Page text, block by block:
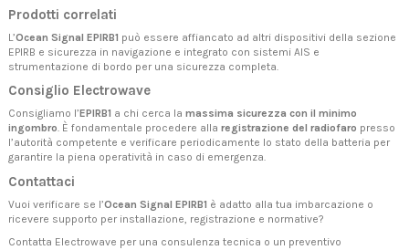
Prodotti correlati
L’Ocean Signal EPIRB1 può essere affiancato ad altri dispositivi della sezione
EPIRB e sicurezza in navigazione e integrato con sistemi AIS e
strumentazione di bordo per una sicurezza completa.
Consiglio Electrowave
Consigliamo l’EPIRB1 a chi cerca la massima sicurezza con il minimo
ingombro. È fondamentale procedere alla registrazione del radiofaro presso
l’autorità competente e verificare periodicamente lo stato della batteria per
garantire la piena operatività in caso di emergenza.
Contattaci
Vuoi verificare se l’Ocean Signal EPIRB1 è adatto alla tua imbarcazione o
ricevere supporto per installazione, registrazione e normative?
Contatta Electrowave per una consulenza tecnica o un preventivo